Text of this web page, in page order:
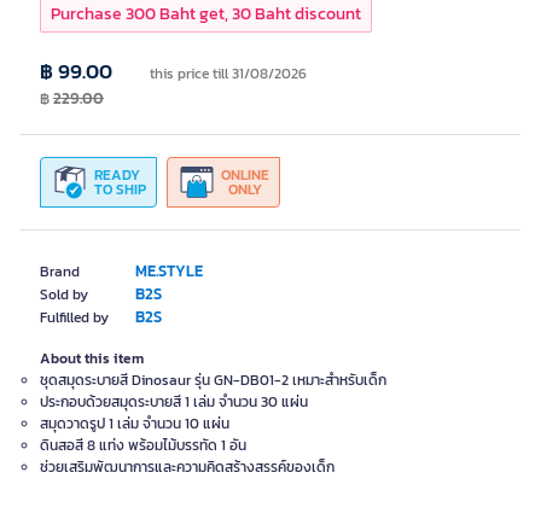
Brand ME.STYLE
Sold by B2S
Fulfilled by B2S
READY
TO SHIP
ONLINE
ONLY
฿ 99.00 this price till 31/08/2026
฿229.00
Purchase 300 Baht get, 30 Baht discount
About this item
ชุดสมุดระบายสี Dinosaur รุ่น GN-DB01-2 เหมาะสำหรับเด็ก
ประกอบด้วยสมุดระบายสี 1 เล่ม จำนวน 30 แผ่น
สมุดวาดรูป 1 เล่ม จำนวน 10 แผ่น
ดินสอสี 8 แท่ง พร้อมไม้บรรทัด 1 อัน
ช่วยเสริมพัฒนาการและความคิดสร้างสรรค์ของเด็ก